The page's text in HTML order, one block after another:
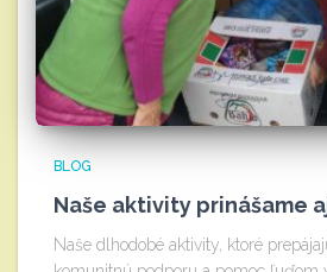
BLOG
Naše aktivity prinášame
Naše dlhodobé aktivity, ktoré